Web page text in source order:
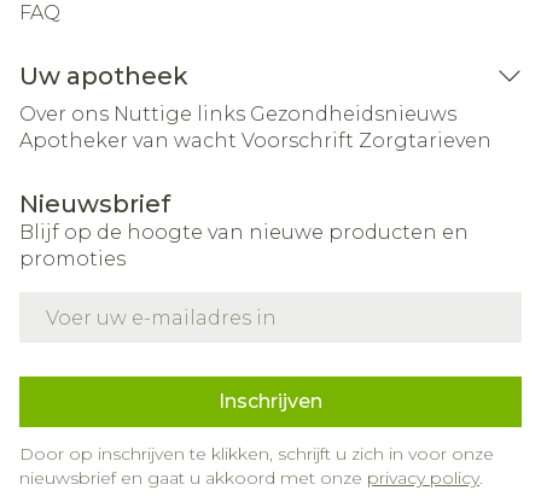
FAQ
Uw apotheek
Over ons Nuttige links Gezondheidsnieuws
Apotheker van wacht Voorschrift Zorgtarieven
Nieuwsbrief
Blijf op de hoogte van nieuwe producten en
promoties
Inschrijven
Door op inschrijven te klikken, schrijft u zich in voor onze
nieuwsbrief en gaat u akkoord met onze privacy policy.